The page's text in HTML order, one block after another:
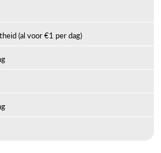
(al voor €1 per dag)